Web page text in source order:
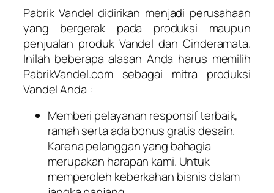
Pabrik Vandel didirikan menjadi perusahaan
yang bergerak pada produksi maupun
penjualan produk Vandel dan Cinderamata.
Inilah beberapa alasan Anda harus memilih
PabrikVandel.com sebagai mitra produksi
Vandel Anda :
Memberi pelayanan responsif terbaik,
ramah serta ada bonus gratis desain.
Karena pelanggan yang bahagia
merupakan harapan kami. Untuk
memperoleh keberkahan bisnis dalam